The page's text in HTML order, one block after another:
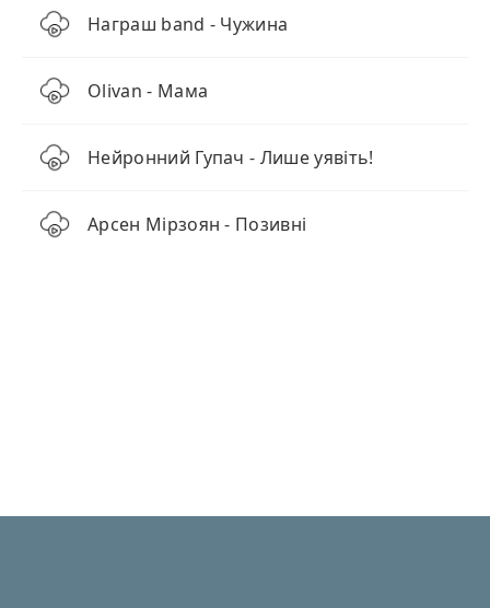
Награш band - Чужина
Olivan - Мама
Нейронний Гупач - Лише уявіть!
Арсен Мірзоян - Позивні